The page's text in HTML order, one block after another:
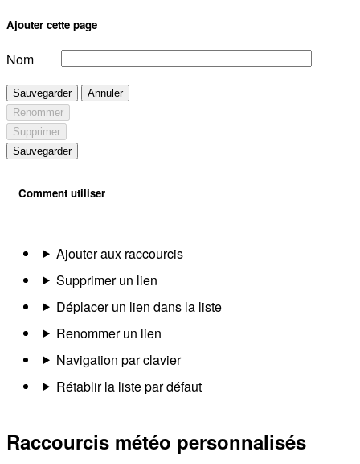
Ajouter cette page
Nom
Sauvegarder
Annuler
Renommer
Supprimer
Sauvegarder
Comment utiliser
Ajouter aux raccourcis
Supprimer un lien
Déplacer un lien dans la liste
Renommer un lien
Navigation par clavier
Rétablir la liste par défaut
Raccourcis météo personnalisés